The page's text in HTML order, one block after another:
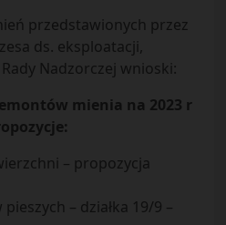
przedstawionych przez
ds. eksploatacji,
Nadzorczej wnioski:
mienia na 2023 r
– propozycja
– działka 19/9 –